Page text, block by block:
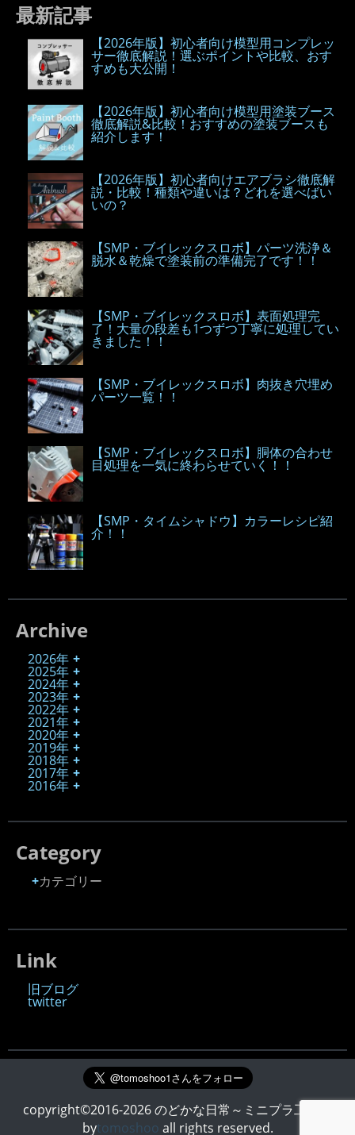
最新記事
【2026年版】初心者向け模型用コンプレッ
サー徹底解説！選ぶポイントや比較、おす
すめも大公開！
【2026年版】初心者向け模型用塗装ブース
徹底解説&比較！おすすめの塗装ブースも
紹介します！
【2026年版】初心者向けエアブラシ徹底解
説・比較！種類や違いは？どれを選べばい
いの？
【SMP・ブイレックスロボ】パーツ洗浄＆
脱水＆乾燥で塗装前の準備完了です！！
【SMP・ブイレックスロボ】表面処理完
了！大量の段差も1つずつ丁寧に処理してい
きました！！
【SMP・ブイレックスロボ】肉抜き穴埋め
パーツ一覧！！
【SMP・ブイレックスロボ】胴体の合わせ
目処理を一気に終わらせていく！！
【SMP・タイムシャドウ】カラーレシピ紹
介！！
Archive
2026年
2025年
2024年
2023年
2022年
2021年
2020年
2019年
2018年
2017年
2016年
Category
カテゴリー
Link
旧ブログ
twitter
copyright©2016-2026 のどかな日常～ミニプラ工房～
bytomoshoo all rights reserved.